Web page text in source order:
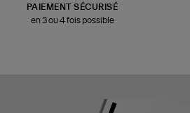
PAIEMENT SÉCURISÉ
en 3 ou 4 fois possible